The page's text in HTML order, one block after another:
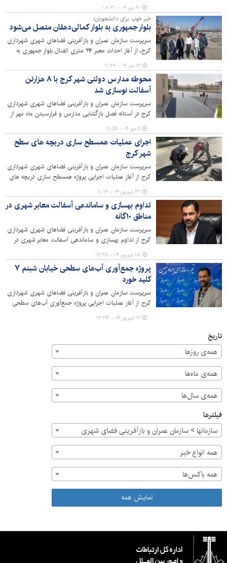
آسفالت در سال‌جاری، از تراش و روکش مکانیزه آسفالت
تقاطع غیرهم‌سطح جمهوری اسلامی به‌منظور بهسازی و
ساماندهی معابر شهری و تسهیل در عبور و مرور شهروندان
خبر داد.
۲۰ مهر ۰۴ - ۰۸:۳۱
خبر خوب برای دانشجویان؛
بلوار جمهوری به بلوار کمالی‌دهقان متصل می‌شود
سرپرست سازمان عمران و بازآفرینی فضاهای شهری شهرداری
کرج، از آغاز احداث معبر ۲۴ متری اتصال بلوار جمهوری به
بلوار کمالی‌دهقان (دانشگاه آزاد)، همزمان با آغاز سال تحصیلی
جدید و با هدف ایجاد مسیر دسترسی دانشجویان از بلوار
جمهوری شمالی به دانشگاه آزاد اسلامی خبر داد.
۱۲ مهر ۰۴ - ۱۱:۴۹
محوطه مدارس دولتی شهر کرج با ۸ هزارتن
آسفالت نوسازی شد
سرپرست سازمان عمران و بازآفرینی فضاهای شهری شهرداری
کرج در آستانه فصل بازگشایی مدارس و فرارسیدن ماه مهر از
تولید آسفالت مورد نیاز به منظور روکش محوطه مدارس دولتی
در سطح استان البرز در قالب طرح نوسازی مدارس، با هدف
ارتقای کیفیت فضاهای آموزشی خبر داد.
۹ مهر ۰۴ - ۱۱:۵۹
اجرای عملیات همسطح سازی دریچه های سطح
شهر کرج
سرپرست سازمان عمران و بازآفرینی فضاهای شهری شهرداری
کرج از آغاز عملیات اجرایی پروژه همسطح سازی دریچه های
سطح شهر کرج در راستای ایمن سازی معابر و سهولت در تردد
وسایل نقلیه شهروندان خبر داد.
۳۱ شهریور ۰۴ - ۱۰:۱۶
تداوم بهسازی و ساماندهی آسفالت معابر شهری در
مناطق ۱۰‌گانه
سرپرست سازمان عمران و بازآفرینی فضاهای شهری شهرداری
کرج از تداوم بهسازی و ساماندهی آسفالت معابر شهری در
سطح مناطق ۱۰ گانه شهرداری کرج با هدف ارتقای کیفی
آسفالت معابر، روان‌سازی تردد وسایل نقلیه و تأمین آسایش
شهروندان خبر داد.
۱۸ شهریور ۰۴ - ۰۹:۳۵
پروژه جمع‌آوری آب‌های سطحی خیابان شبنم ۷
کلید خورد
سرپرست سازمان عمران و بازآفرینی فضاهای شهری شهرداری
کرج از آغاز عملیات اجرایی پروژه جمع‌آوری آب‌های سطحی
بارندگی، تقویت سفره‌های زیرزمینی و تامین آب برای فضای
۱۲ شهریور ۰۴ - ۱۲:۳۴
تاریخ
همه‌ی روزها
همه‌ی ماه‌ها
همه‌ی سال‌ها
فیلترها
سازمان‎ها > سازمان عمران و بازآفرینی فضای شهری
همه انواع خبر
همه باکس‌ها
نمایش همه